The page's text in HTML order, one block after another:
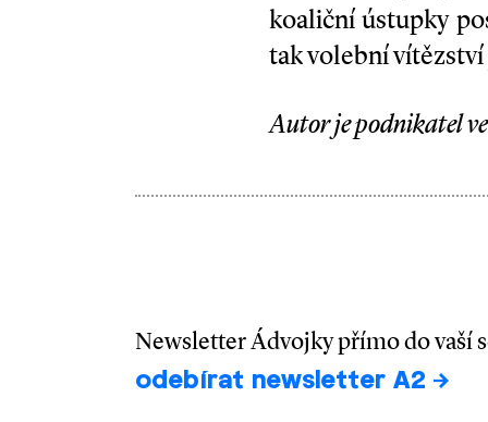
koaliční ústupky
tak volební
Autor je podnikatel
Newsletter Ádvojky přímo do vaší
odebírat newsletter A2